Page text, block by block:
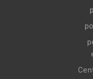
¿Sólo en
transfieren los